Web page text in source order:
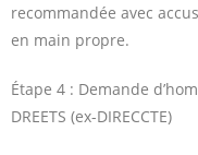
recommandée avec
en main propre.
Étape 4 : Demande
DREETS (ex-DIRECCTE)